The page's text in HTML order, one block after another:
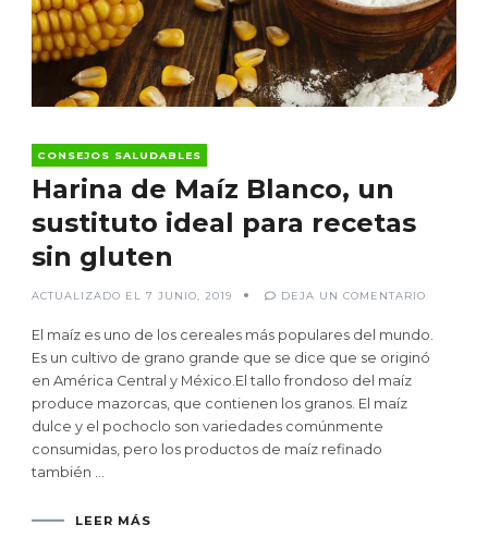
CONSEJOS SALUDABLES
Harina de Maíz Blanco, un
sustituto ideal para recetas
sin gluten
ACTUALIZADO EL 7 JUNIO, 2019 DEJA UN COMENTARIOEN
MAÍZ
BLANCO,
UN
El maíz es uno de los cereales más populares del mundo.
Es un cultivo de grano grande que se dice que se originó
en América Central y México.El tallo frondoso del maíz
produce mazorcas, que contienen los granos. El maíz
dulce y el pochoclo son variedades comúnmente
consumidas, pero los productos de maíz refinado
también …
LEER MÁS